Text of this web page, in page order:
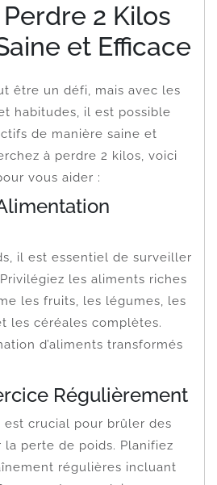
2 Kilos
et Efficace
être un défi, mais avec les
habitudes, il est possible
de manière saine et
à perdre 2 kilos, voici
vous aider :
il est essentiel de surveiller
les aliments riches
les fruits, les légumes, les
les céréales complètes.
d’aliments transformés
Régulièrement
est crucial pour brûler des
perte de poids. Planifiez
régulières incluant